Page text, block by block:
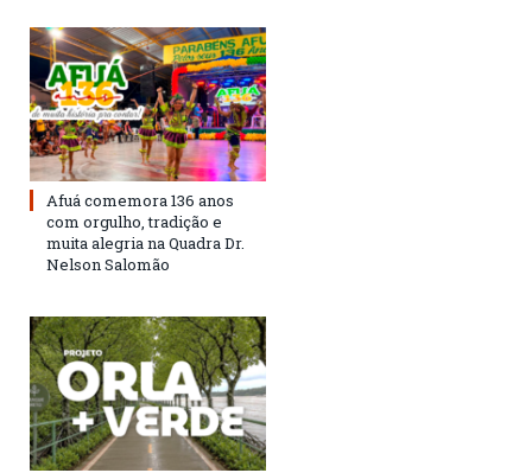
Afuá comemora 136 anos
com orgulho, tradição e
muita alegria na Quadra Dr.
Nelson Salomão